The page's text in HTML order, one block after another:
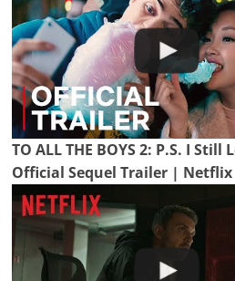
TO ALL THE BOYS 2: P.S. I Still
Official Sequel Trailer | Netflix